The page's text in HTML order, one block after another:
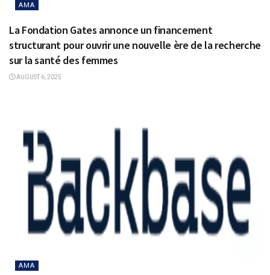
AMA
La Fondation Gates annonce un financement
structurant pour ouvrir une nouvelle ère de la recherche
sur la santé des femmes
AUGUST 6, 2025
AMA